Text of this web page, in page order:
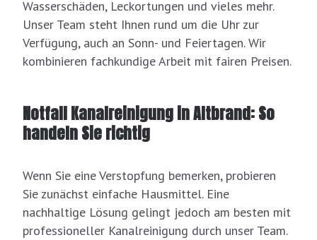
Wasserschäden, Leckortungen und vieles mehr.
Unser Team steht Ihnen rund um die Uhr zur
Verfügung, auch an Sonn- und Feiertagen. Wir
kombinieren fachkundige Arbeit mit fairen Preisen.
Notfall Kanalreinigung in Altbrand: So
handeln Sie richtig
Wenn Sie eine Verstopfung bemerken, probieren
Sie zunächst einfache Hausmittel. Eine
nachhaltige Lösung gelingt jedoch am besten mit
professioneller Kanalreinigung durch unser Team.